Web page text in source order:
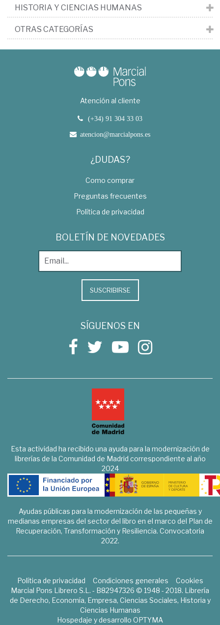
HISTORIA Y CIENCIAS HUMANAS
OTRAS CATEGORÍAS
Atención al cliente
(+34) 91 304 33 03
atencion@marcialpons.es
¿DUDAS?
Como comprar
Preguntas frecuentes
Política de privacidad
BOLETÍN DE NOVEDADES
SUSCRIBIRSE
SÍGUENOS EN
Esta actividad ha recibido una ayuda para la modernización de
librerías de la Comunidad de Madrid correspondiente al año
2024
Ayudas públicas para la modernización de las pequeñas y
medianas empresas del sector del libro en el marco del Plan de
Recuperación, Transformación y Resiliencia. Convocatoria
2022.
Política de privacidad Condiciones generales
Cookies
Marcial Pons Librero S.L. - B82947326 © 1948 - 2018. Librería
de Derecho, Economía, Empresa, Ciencias Sociales, Historia y
Ciencias Humanas
Hospedaje y desarrollo OPTYMA